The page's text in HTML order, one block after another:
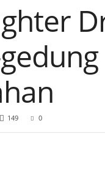
149 0